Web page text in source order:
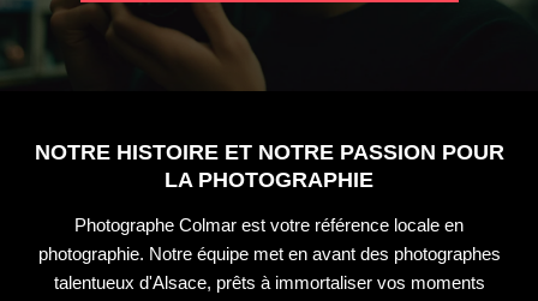
NOTRE HISTOIRE ET NOTRE PASSION POUR
LA PHOTOGRAPHIE
Photographe Colmar est votre référence locale en
photographie. Notre équipe met en avant des photographes
talentueux d'Alsace, prêts à immortaliser vos moments